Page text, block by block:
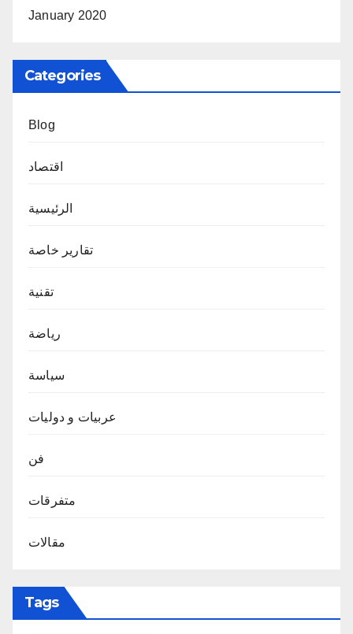
January 2020
Categories
Blog
اقتصاد
الرئيسية
تقارير خاصة
تقنية
رياضة
سياسة
عربيات و دوليات
فن
متفرقات
مقالات
Tags